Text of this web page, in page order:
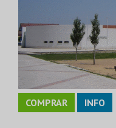
COMPRAR INFO